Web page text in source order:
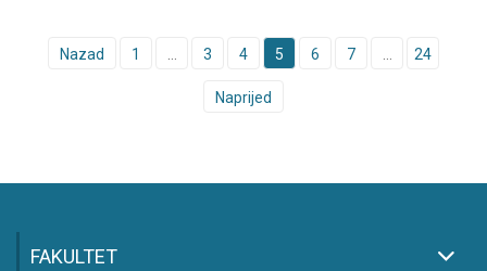
PostsNazad 1 3 4 5 6 7 24
Naprijed
FAKULTET